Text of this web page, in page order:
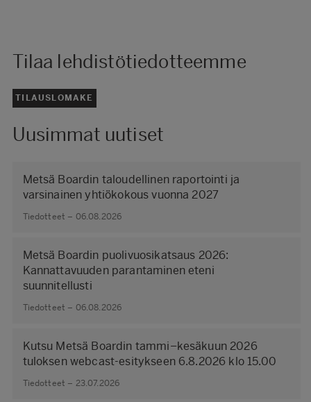
Tilaa lehdistötiedotteemme
TILAUSLOMAKE
Uusimmat uutiset
Metsä Boardin taloudellinen raportointi ja
varsinainen yhtiökokous vuonna 2027
Tiedotteet – 06.08.2026
Metsä Boardin puolivuosikatsaus 2026:
Kannattavuuden parantaminen eteni
suunnitellusti
Tiedotteet – 06.08.2026
Kutsu Metsä Boardin tammi–kesäkuun 2026
tuloksen webcast-esitykseen 6.8.2026 klo 15.00
Tiedotteet – 23.07.2026